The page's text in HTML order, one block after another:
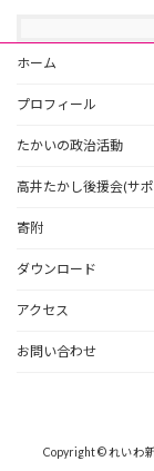
ホーム
プロフィール
たかいの政治活動
高井たかし後援会(サ
寄附
ダウンロード
アクセス
お問い合わせ
Copyright © れいわ